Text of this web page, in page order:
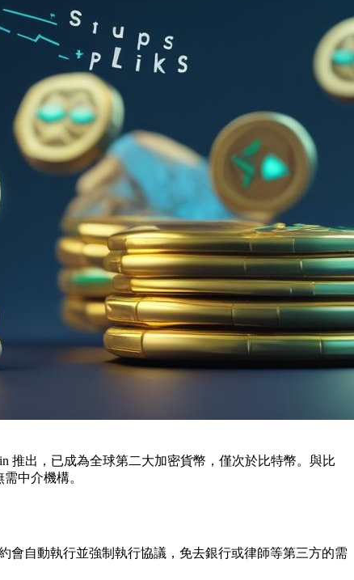
推出，已成為全球第二大加密貨幣，僅次於比特幣。與比
中介機構。
會自動執行並強制執行協議，免去銀行或律師等第三方的需